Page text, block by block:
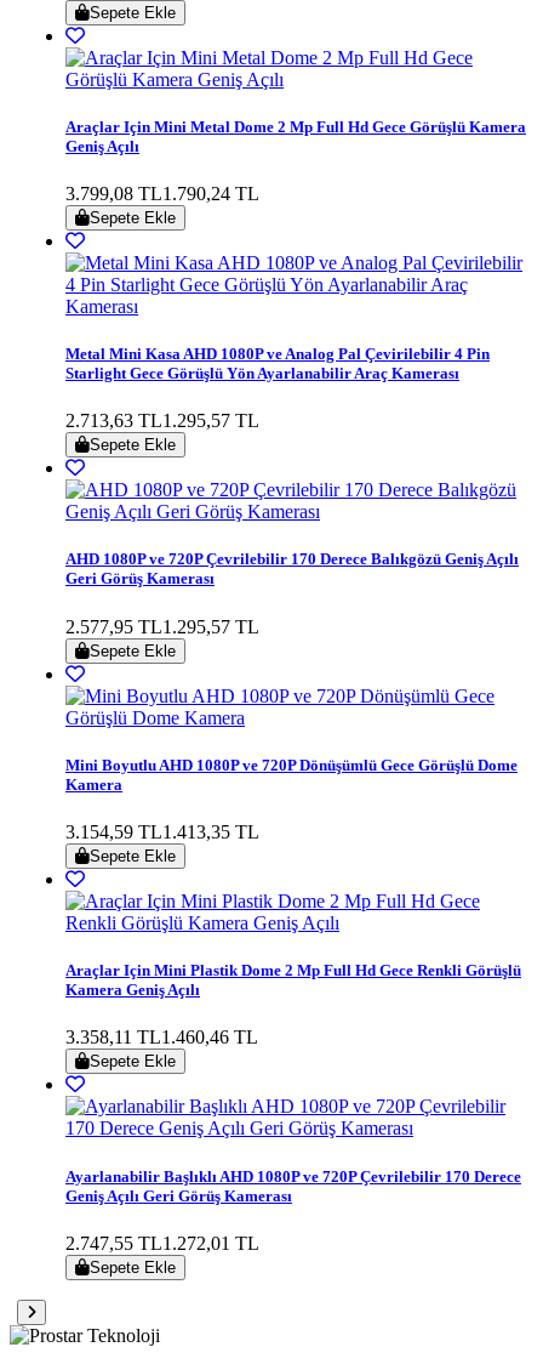
Sepete Ekle
Araçlar Için Mini Metal Dome 2 Mp Full Hd Gece Görüşlü Kamera
Geniş Açılı
3.799,08 TL1.790,24 TL
Sepete Ekle
Metal Mini Kasa AHD 1080P ve Analog Pal Çevirilebilir 4 Pin
Starlight Gece Görüşlü Yön Ayarlanabilir Araç Kamerası
2.713,63 TL1.295,57 TL
Sepete Ekle
AHD 1080P ve 720P Çevrilebilir 170 Derece Balıkgözü Geniş Açılı
Geri Görüş Kamerası
2.577,95 TL1.295,57 TL
Sepete Ekle
Mini Boyutlu AHD 1080P ve 720P Dönüşümlü Gece Görüşlü Dome
Kamera
3.154,59 TL1.413,35 TL
Sepete Ekle
Araçlar Için Mini Plastik Dome 2 Mp Full Hd Gece Renkli Görüşlü
Kamera Geniş Açılı
3.358,11 TL1.460,46 TL
Sepete Ekle
Ayarlanabilir Başlıklı AHD 1080P ve 720P Çevrilebilir 170 Derece
Geniş Açılı Geri Görüş Kamerası
2.747,55 TL1.272,01 TL
Sepete Ekle